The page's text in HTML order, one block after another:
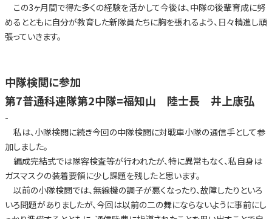
この3ヶ月間で得た多くの経験を活かして今後は、中隊の後輩育成に努
めるとともに自分が教育した新隊員たちに胸を張れるよう、日々精進し頑
張っていきます。
中隊検閲に参加
第7普通科連隊第2中隊=福知山 陸士長 井上康弘
-
私は、小隊検閲に続き今回の中隊検閲に対戦車小隊の通信手として参
加しました。
編成完結式では隊容検査等が行われたが、特に異常もなく、私自身は
ガスマスクの装着要領に少し課題を残したと思います。
以前の小隊検閲では、無線機の調子が悪くなったり、故障したりといろ
いろ問題がありましたが、今回は以前の二の舞にならないように事前にし